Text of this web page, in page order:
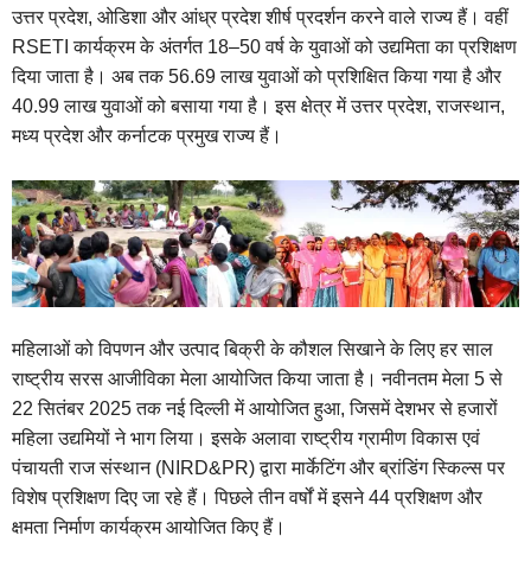
उत्तर प्रदेश, ओडिशा और आंध्र प्रदेश शीर्ष प्रदर्शन करने वाले राज्य हैं। वहीं
RSETI कार्यक्रम के अंतर्गत 18–50 वर्ष के युवाओं को उद्यमिता का प्रशिक्षण
दिया जाता है। अब तक 56.69 लाख युवाओं को प्रशिक्षित किया गया है और
40.99 लाख युवाओं को बसाया गया है। इस क्षेत्र में उत्तर प्रदेश, राजस्थान,
मध्य प्रदेश और कर्नाटक प्रमुख राज्य हैं।
महिलाओं को विपणन और उत्पाद बिक्री के कौशल सिखाने के लिए हर साल
राष्ट्रीय सरस आजीविका मेला आयोजित किया जाता है। नवीनतम मेला 5 से
22 सितंबर 2025 तक नई दिल्ली में आयोजित हुआ, जिसमें देशभर से हजारों
महिला उद्यमियों ने भाग लिया। इसके अलावा राष्ट्रीय ग्रामीण विकास एवं
पंचायती राज संस्थान (NIRD&PR) द्वारा मार्केटिंग और ब्रांडिंग स्किल्स पर
विशेष प्रशिक्षण दिए जा रहे हैं। पिछले तीन वर्षों में इसने 44 प्रशिक्षण और
क्षमता निर्माण कार्यक्रम आयोजित किए हैं।